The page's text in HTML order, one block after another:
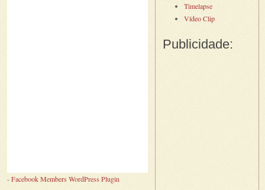
-Facebook Members WordPress Plugin
Timelapse
Vídeo Clip
Publicidade: